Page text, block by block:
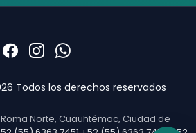
Todos los derechos reservados
Norte, Cuauhtémoc, Ciudad de